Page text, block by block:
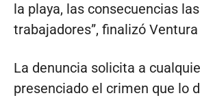
la playa, las consecuencias
trabajadores”, finalizó
La denuncia solicita a
presenciado el crimen que lo